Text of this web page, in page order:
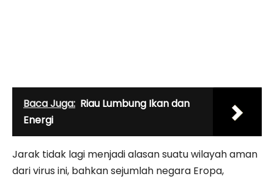
Baca Juga: Riau Lumbung Ikan dan
Energi
Jarak tidak lagi menjadi alasan suatu wilayah aman
dari virus ini, bahkan sejumlah negara Eropa,